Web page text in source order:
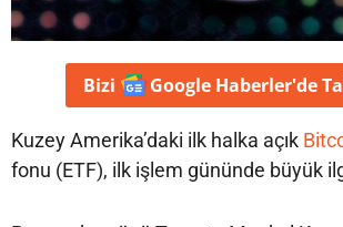
Bizi Google Haberler'de
Kuzey Amerika’daki ilk halka açık
fonu (ETF), ilk işlem gününde büyük